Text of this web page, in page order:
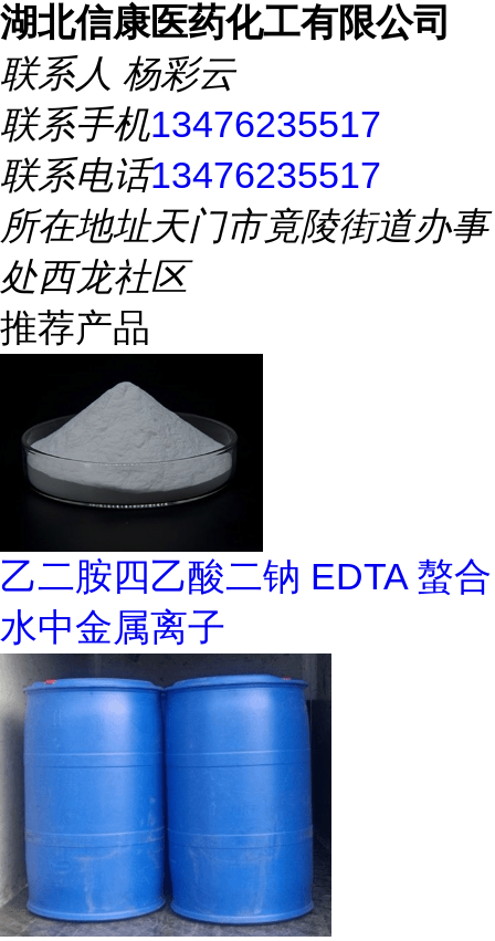
湖北信康医药化工有限公司
联系人 杨彩云
联系手机13476235517
联系电话13476235517
所在地址天门市竟陵街道办事
处西龙社区
推荐产品
乙二胺四乙酸二钠 EDTA 螯合
水中金属离子